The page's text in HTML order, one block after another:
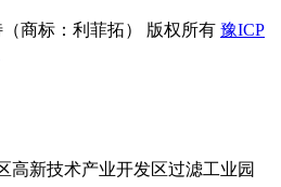
商标：利菲拓） 版权所有 豫ICP
高新技术产业开发区过滤工业园